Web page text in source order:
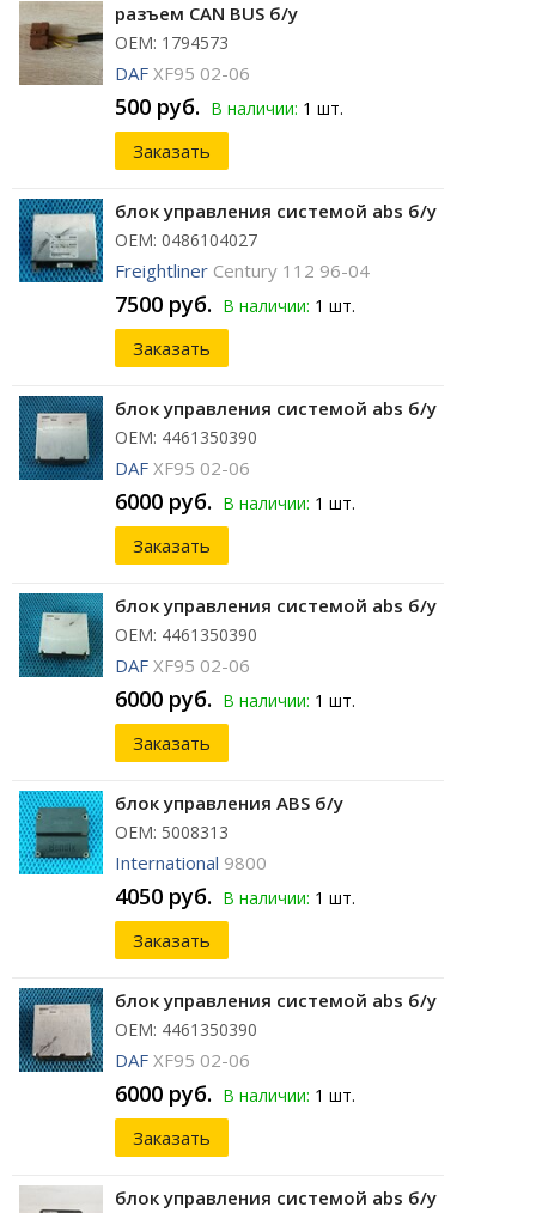
разъем CAN BUS б/у
ОЕМ: 1794573
DAF XF95 02-06
500 руб. В наличии: 1 шт.
Заказать
блок управления системой abs б/у
ОЕМ: 0486104027
Freightliner Century 112 96-04
7500 руб. В наличии: 1 шт.
Заказать
блок управления системой abs б/у
ОЕМ: 4461350390
DAF XF95 02-06
6000 руб. В наличии: 1 шт.
Заказать
блок управления системой abs б/у
ОЕМ: 4461350390
DAF XF95 02-06
6000 руб. В наличии: 1 шт.
Заказать
блок управления ABS б/у
ОЕМ: 5008313
International 9800
4050 руб. В наличии: 1 шт.
Заказать
блок управления системой abs б/у
ОЕМ: 4461350390
DAF XF95 02-06
6000 руб. В наличии: 1 шт.
Заказать
блок управления системой abs б/у